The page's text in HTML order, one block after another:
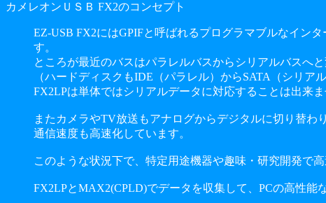
カメレオンＵＳＢ FX2のコンセプト
EZ-USB FX2にはGPIFと呼ばれるプログラマブルなイン
す。
ところが最近のバスはパラレルバスからシリアルバスへと
（ハードディスクもIDE（パラレル）からSATA（シリア
FX2LPは単体ではシリアルデータに対応することは出来ま
またカメラやTV放送もアナログからデジタルに切り替わ
通信速度も高速化しています。
このような状況下で、特定用途機器や趣味・研究開発で
FX2LPとMAX2(CPLD)でデータを収集して、PCの高性能